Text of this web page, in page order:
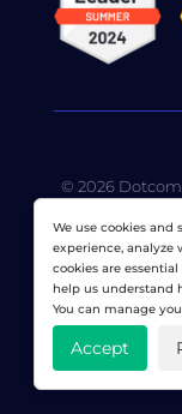
© 2026
We use cookies
experience, analyze
cookies are
help us understand
You can manage
Accept